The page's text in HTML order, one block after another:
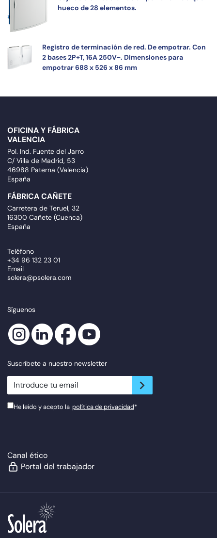
hueco de 28 elementos.
Registro de terminación de red. De empotrar. Con
2 bases 2P+T, 16A 250V~. Dimensiones para
empotrar 688 x 526 x 86 mm
OFICINA Y FÁBRICA
VALENCIA
Pol. Ind. Fuente del Jarro
C/ Villa de Madrid, 53
46988 Paterna (Valencia)
España
FÁBRICA CAÑETE
Carretera de Teruel, 32
16300 Cañete (Cuenca)
España
Teléfono
+34 96 132 23 01
Email
solera@psolera.com
Síguenos
Suscríbete a nuestro newsletter
newsletter.suscribe
He leído y acepto la política de privacidad*
Canal ético
Portal del trabajador